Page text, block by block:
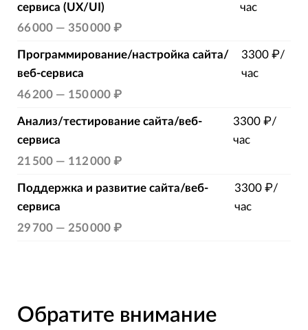
сервиса (UX/UI)
час
66 000— 350 000 ₽
Программирование/настройка сайта/
веб-сервиса
3300 ₽/
час
46 200— 150 000 ₽
Анализ/тестирование сайта/веб-
сервиса
3300 ₽/
час
21 500— 112 000 ₽
Поддержка и развитие сайта/веб-
сервиса
3300 ₽/
час
29 700— 250 000 ₽
Обратите внимание